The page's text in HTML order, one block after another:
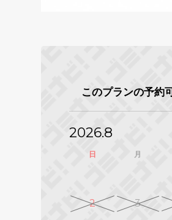
このプランの予約
2026.8
日 月
2 3